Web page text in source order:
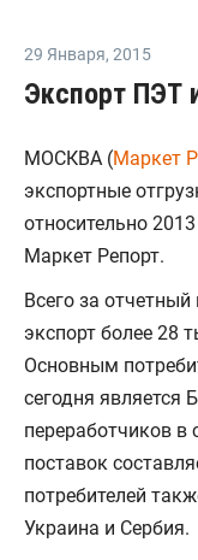
29 Января, 2015
Экспорт ПЭТ
МОСКВА (Маркет
экспортные
относительно
Маркет Репорт.
Всего за
экспорт более 28
Основным
сегодня является
переработчиков в
поставок
потребителей
Украина и Сербия.